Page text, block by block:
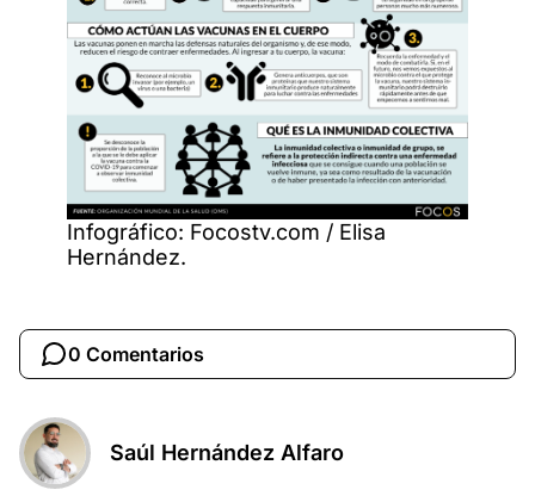
Infográfico: Focostv.com / Elisa
Hernández.
0 Comentarios
Saúl Hernández Alfaro